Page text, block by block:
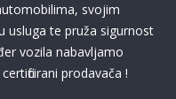
svojim
usluga te pruža sigurnost
vozila nabavljamo
prodavača !